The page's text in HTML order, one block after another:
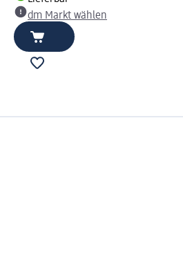
dm Markt wählen